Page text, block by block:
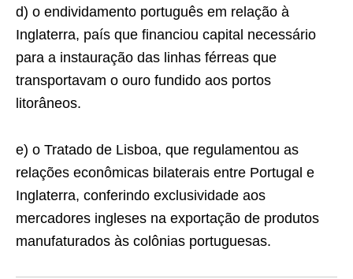
d) o endividamento português em relação à
Inglaterra, país que financiou capital necessário
para a instauração das linhas férreas que
transportavam o ouro fundido aos portos
litorâneos.
e) o Tratado de Lisboa, que regulamentou as
relações econômicas bilaterais entre Portugal e
Inglaterra, conferindo exclusividade aos
mercadores ingleses na exportação de produtos
manufaturados às colônias portuguesas.